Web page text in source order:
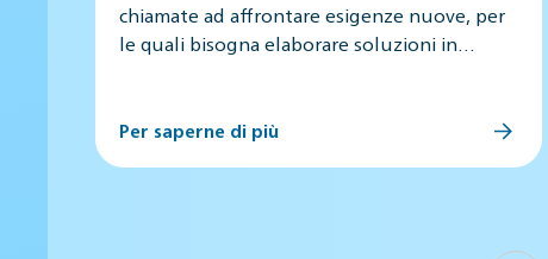
chiamate ad affrontare esigenze nuove, per
le quali bisogna elaborare soluzioni in…
Per saperne di più